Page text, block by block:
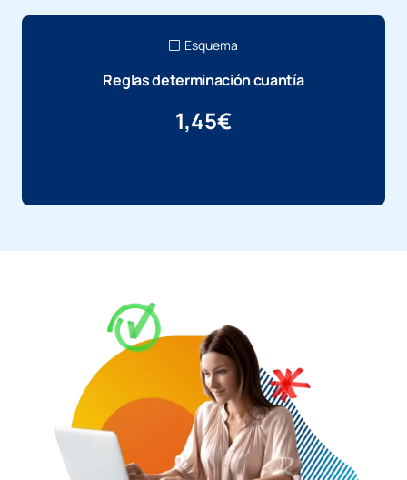
Esquema
Reglas determinación cuantía
1,45€